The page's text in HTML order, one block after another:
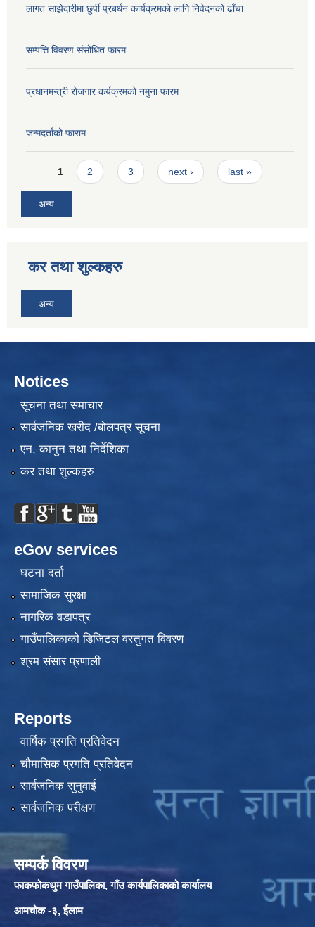
लागत साझेदारीमा छुर्पी प्रबर्धन कार्यक्रमको लागि निवेदनको ढाँचा
सम्पत्ति विवरण संसोधित फारम
प्रधानमन्त्री रोजगार कर्यक्रमको नमुना फारम
जन्मदर्ताको फाराम
Pages
1 2 3 next › last »
अन्य
कर तथा शुल्कहरु
अन्य
Notices
सूचना तथा समाचार
सार्वजनिक खरीद /बोलपत्र सूचना
एन, कानुन तथा निर्देशिका
कर तथा शुल्कहरु
eGov services
घटना दर्ता
सामाजिक सुरक्षा
नागरिक वडापत्र
गाउँपालिकाको डिजिटल वस्तुगत विवरण
श्रम संसार प्रणाली
Reports
वार्षिक प्रगति प्रतिवेदन
चौमासिक प्रगति प्रतिवेदन
सार्वजनिक सुनुवाई
सार्वजनिक परीक्षण
सम्पर्क विवरण
फाकफोकथुम गाउँपालिका, गाँउ कार्यपालिकाको कार्यालय
आमचोक -३, ईलाम